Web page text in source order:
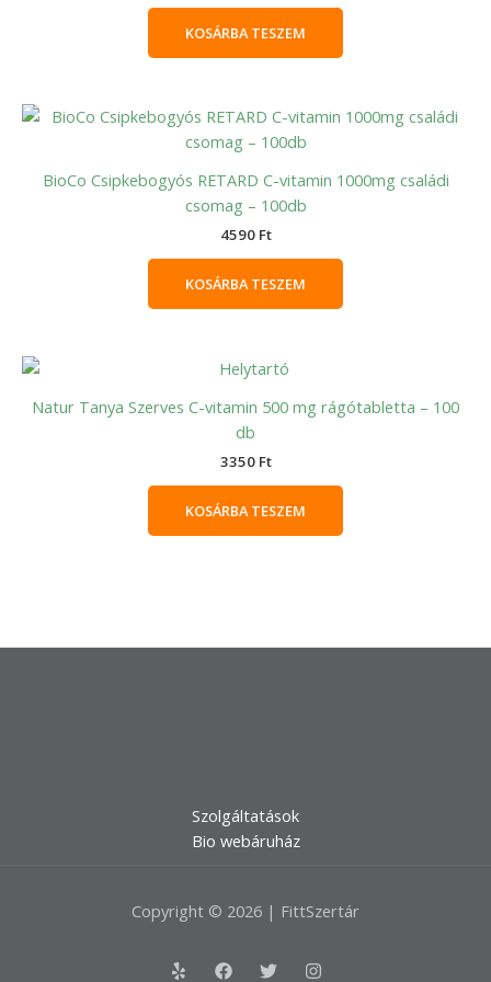
KOSÁRBA TESZEM
BioCo Csipkebogyós RETARD C-vitamin 1000mg családi
csomag – 100db
4590 Ft
KOSÁRBA TESZEM
Natur Tanya Szerves C-vitamin 500 mg rágótabletta – 100
db
3350 Ft
KOSÁRBA TESZEM
Szolgáltatások
Bio webáruház
Copyright © 2026 | FittSzertár